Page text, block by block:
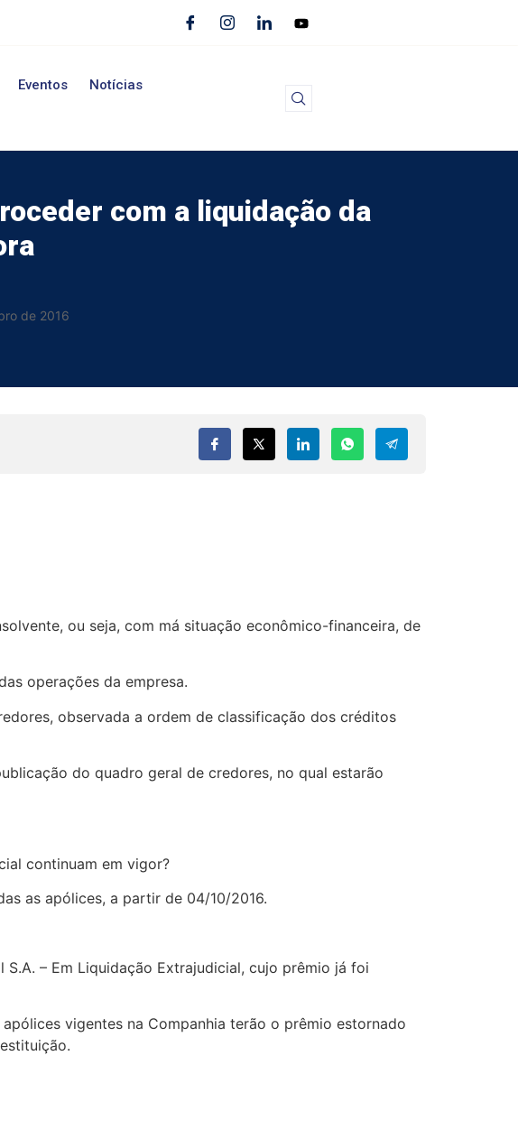
Eventos
Notícias
com a liquidação da
de 2016
ou seja, com má situação econômico-financeira, de
operações da empresa.
observada a ordem de classificação dos créditos
do quadro geral de credores, no qual estarão
continuam em vigor?
as apólices, a partir de 04/10/2016.
– Em Liquidação Extrajudicial, cujo prêmio já foi
vigentes na Companhia terão o prêmio estornado